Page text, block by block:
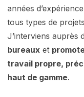
années
tous types de
J’interviens auprès
bureaux et
travail propre,
haut de gamme.